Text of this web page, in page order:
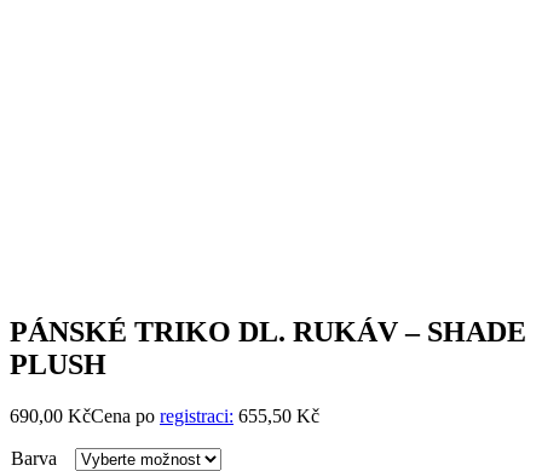
PÁNSKÉ TRIKO DL. RUKÁV – SHADE
PLUSH
690,00 KčCena po registraci: 655,50 Kč
Barva